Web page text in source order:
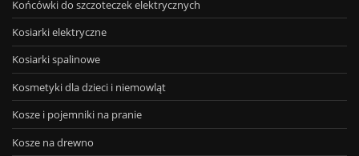
Końcówki do szczoteczek elektrycznych
Kosiarki elektryczne
Kosiarki spalinowe
Kosmetyki dla dzieci i niemowląt
Kosze i pojemniki na pranie
Kosze na drewno